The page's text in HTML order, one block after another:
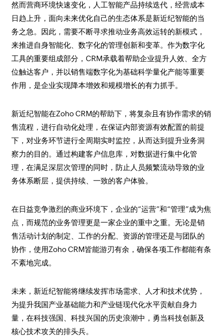
然而营商环境快速变化，人工智能产品持续迭代，经营成本
日趋上升，面向未来优化自己的生态体系是新近纪智能的当
务之急。因此，需要不断寻求推动业务高效运转的新模式，
来推进自身智能化、数字化的管理创新和变革。作为数字化
工具的重要组成部分，CRM承载着帮助企业提升人效、全方
位触达客户，并以销售端数字化为基础科学量化产能等重要
作用，是企业实现降本增效和规模增长的有力抓手。
新近纪智能在Zoho CRM的帮助下，将复杂且有协作需求的销
售流程，进行自动化处理，在保证内部资源有效配置的前提
下，对业务环节进行全周期实时监控，从而达到提升业务洞
察力的目的。通过构建客户信息库，对数据进行集中化管
理，在满足深层次管理的同时，防止人员频繁流动导致的业
务体系断层，提供持续、一致的客户体验。
在日益竞争激烈的商业环境下，企业的“运营”和“管理”成为焦
点，而规范的业务管理更是一家企业的重中之重。无论是销
售活动计划的制定、工作的分配、资源的管理还是与团队的
协作，使用Zoho CRM皆能游刃有余，确保各项工作都能有条
不紊地完成。
未来，新近纪智能将继续发挥市场需求、人才和技术优势，
为提升我国产业基础能力和产业链现代化水平贡献自身力
量，在科技强国、科技兴国的历史浪潮中，勇当科技创新及
核心技术攻关的排头兵。